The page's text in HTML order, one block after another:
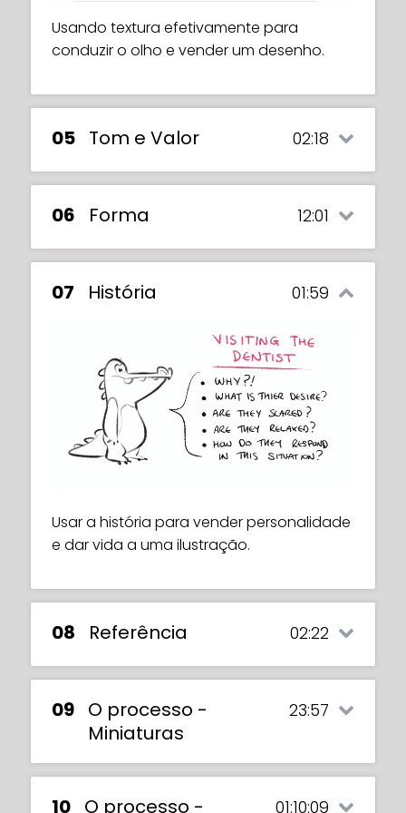
Usando textura efetivamente para
conduzir o olho e vender um desenho.
05 Tom e Valor 02:18
A importância do tom/valor para uma
ilustração e como ele pode ser usado a
seu favor.
06 Forma 12:01
character design with unity.
07 História 01:59
Usar a história para vender personalidade
e dar vida a uma ilustração.
08 Referência 02:22
09 O processo -
Miniaturas
23:57
10 O processo - 01:10:09